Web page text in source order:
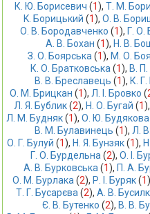
К. Ю. Борисевич (1), Т. М.
K. Борицький (1), О. В.
О. В. Бородавченко (1), Г. О.
А. В. Бохан (1), Н. В.
З. О. Боярська (1), М. О.
К. О. Братковська (1), В.
В. В. Бреславець (1), К.
О. М. Брицкан (1), Л. І. Бровко (
Л. Я. Бублик (2), Н. О. Бугай (1),
Л. М. Будняк (1), О. Ю. Будякова
В. М. Булавинець (1), Л.
О. Г. Булуй (1), Н. Я. Бунзяк (1),
Г. О. Бурдельна (2), О. І.
А. В. Бурковська (1), П. А.
О. М. Бурлака (2), Р. І. Буряк (1
Т. Г. Бусарєва (2), А. В.
Є. В. Бутенко (2), В. В.